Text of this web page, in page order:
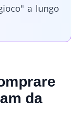
a lungo
da